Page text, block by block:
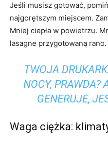
Jeśli musisz gotować,
najgorętszym miejscem.
Mniej ciepła w powietrzu.
lasagne przygotowaną rano.
TWOJA
NOCY, PRAWDA?
GENERUJE,
Waga ciężka: